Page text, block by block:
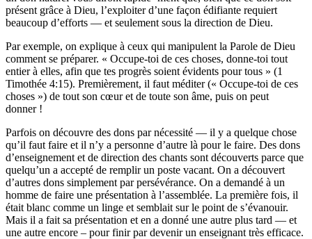
présent grâce à Dieu, l’exploiter d’une façon édifiante requiert
beaucoup d’efforts — et seulement sous la direction de Dieu.
Par exemple, on explique à ceux qui manipulent la Parole de Dieu
comment se préparer. « Occupe-toi de ces choses, donne-toi tout
entier à elles, afin que tes progrès soient évidents pour tous » (1
Timothée 4:15). Premièrement, il faut méditer (« Occupe-toi de ces
choses ») de tout son cœur et de toute son âme, puis on peut
donner !
Parfois on découvre des dons par nécessité — il y a quelque chose
qu’il faut faire et il n’y a personne d’autre là pour le faire. Des dons
d’enseignement et de direction des chants sont découverts parce que
quelqu’un a accepté de remplir un poste vacant. On a découvert
d’autres dons simplement par persévérance. On a demandé à un
homme de faire une présentation à l’assemblée. La première fois, il
était blanc comme un linge et semblait sur le point de s’évanouir.
Mais il a fait sa présentation et en a donné une autre plus tard — et
une autre encore – pour finir par devenir un enseignant très efficace.